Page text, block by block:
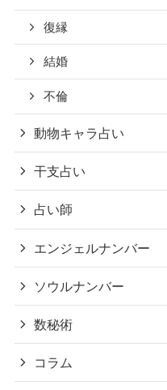
復縁
結婚
不倫
動物キャラ占い
干支占い
占い師
エンジェルナンバー
ソウルナンバー
数秘術
コラム